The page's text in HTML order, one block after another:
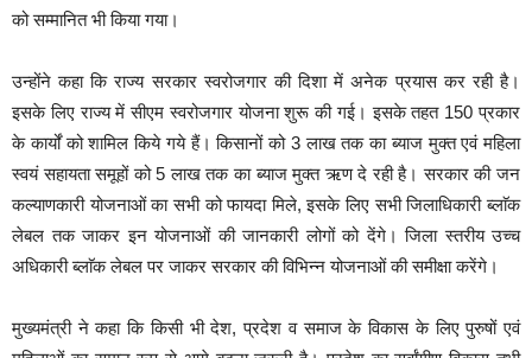
को सम्मानित भी किया गया।
उन्होंने कहा कि राज्य सरकार स्वरोजगार की दिशा में अनेक प्रयास कर रही है।
इसके लिए राज्य में सीएम स्वरोजगार योजना शुरू की गई। इसके तहत 150 प्रकार
के कार्यों को शामिल किये गये हैं। किसानों को 3 लाख तक का ब्याज मुक्त एवं महिला
स्वयं सहायता समूहों को 5 लाख तक का ब्याज मुक्त ऋण दे रही है। सरकार की जन
कल्याणकारी योजनाओं का सभी को फायदा मिले, इसके लिए सभी जिलाधिकारी ब्लाॅक
लेबल तक जाकर इन योजनाओं की जानकारी लोगों को देंगे। जिला स्तरीय उच्च
अधिकारी ब्लाॅक लेबल पर जाकर सरकार की विभिन्न योजनाओं की समीक्षा करेंगे।
मुख्यमंत्री ने कहा कि किसी भी देश, प्रदेश व समाज के विकास के लिए पुरुषों एवं